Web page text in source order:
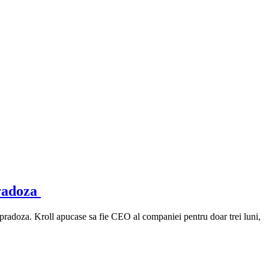
Kroll apucase sa fie CEO al companiei pentru doar trei luni,